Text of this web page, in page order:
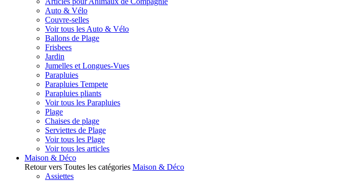
Auto & Vélo
Couvre-selles
Voir tous les Auto & Vélo
Ballons de Plage
Frisbees
Jardin
Jumelles et Longues-Vues
Parapluies
Parapluies Tempete
Parapluies pliants
Voir tous les Parapluies
Plage
Chaises de plage
Serviettes de Plage
Voir tous les Plage
Voir tous les articles
Maison & Déco
Retour vers Toutes les catégories Maison & Déco
Assiettes